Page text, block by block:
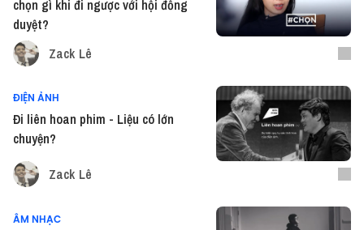
chọn gì khi đi ngược với hội đồng
duyệt?
Zack Lê
ĐIỆN ẢNH
Đi liên hoan phim - Liệu có lớn
chuyện?
Zack Lê
ÂM NHẠC